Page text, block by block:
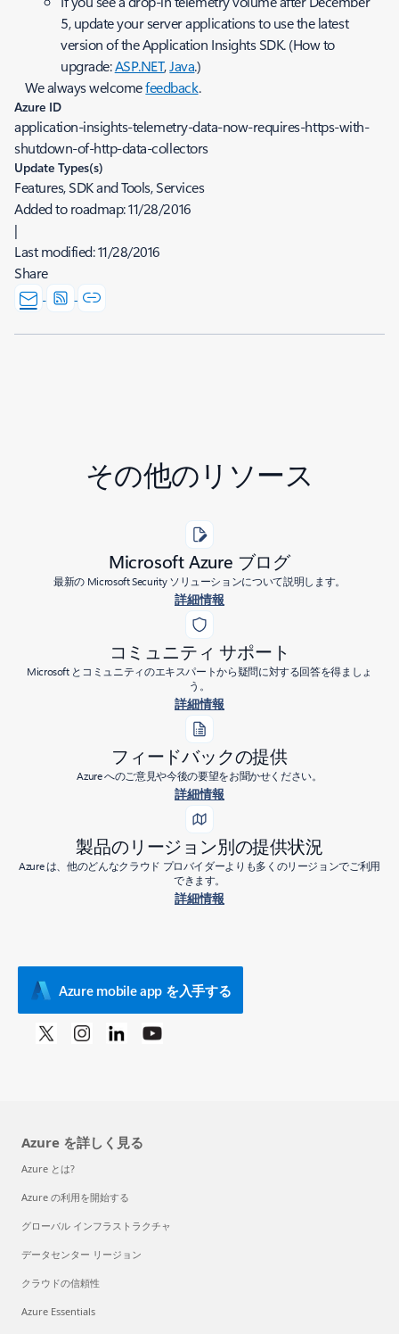
5, update your server applications to use the latest
version of the Application Insights SDK. (How to
upgrade:ASP.NET,Java.)
We always welcomefeedback.
Azure ID
application-insights-telemetry-data-now-requires-https-with-
shutdown-of-http-data-collectors
Update Types(s)
Features, SDK and Tools, Services
Added to roadmap:11/28/2016
|
Last modified:11/28/2016
Share
その他のリソース
Microsoft Azure ブログ
最新の Microsoft Security ソリューションについて説明します。
詳細情報
コミュニティ サポート
Microsoft とコミュニティのエキスパートから疑問に対する回答を得ましょ
う。
詳細情報
フィードバックの提供
Azure へのご意見や今後の要望をお聞かせください。
詳細情報
製品のリージョン別の提供状況
Azure は、他のどんなクラウド プロバイダーよりも多くのリージョンでご利用
できます。
詳細情報
Azure mobile app を入手する
Azure を詳しく見る
Azure とは?
Azure の利用を開始する
グローバル インフラストラクチャ
データセンター リージョン
クラウドの信頼性
Azure Essentials